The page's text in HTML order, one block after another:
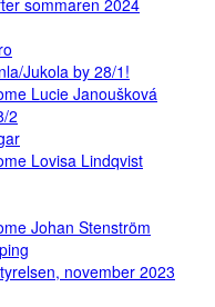
Jukola by 28/1!
Lucie Janoušková
2
Lovisa Lindqvist
Johan Stenström
november 2023